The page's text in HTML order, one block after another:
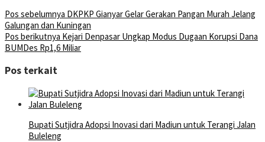
Pos sebelumnya DKPKP Gianyar Gelar Gerakan Pangan Murah Jelang
Galungan dan Kuningan
Pos berikutnya Kejari Denpasar Ungkap Modus Dugaan Korupsi Dana
BUMDes Rp1,6 Miliar
Pos terkait
Bupati Sutjidra Adopsi Inovasi dari Madiun untuk Terangi Jalan
Buleleng